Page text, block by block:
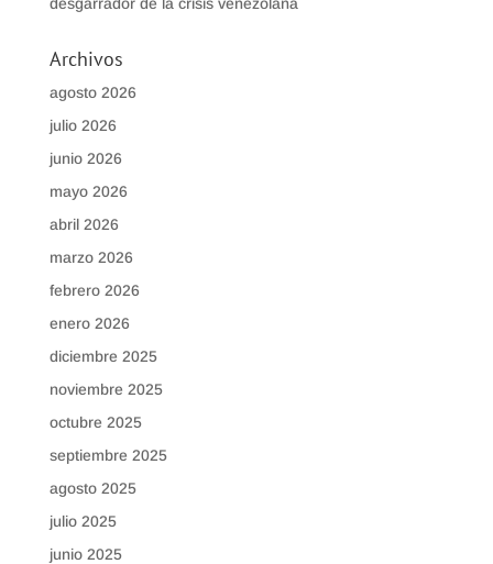
Archivos
agosto 2026
julio 2026
junio 2026
mayo 2026
abril 2026
marzo 2026
febrero 2026
enero 2026
diciembre 2025
noviembre 2025
octubre 2025
septiembre 2025
agosto 2025
julio 2025
junio 2025